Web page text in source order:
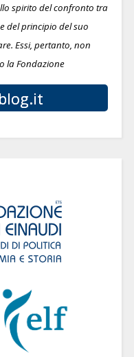
spirito del confronto tra
del principio del suo
Essi, pertanto, non
la Fondazione